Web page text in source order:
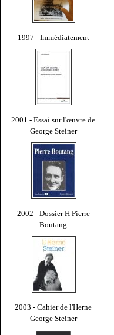
1997 - Immédiatement
2001 - Essai sur l'œuvre de
George Steiner
2002 - Dossier H Pierre
Boutang
2003 - Cahier de l'Herne
George Steiner